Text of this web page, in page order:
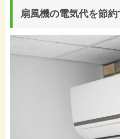
扇風機の電気代を節約